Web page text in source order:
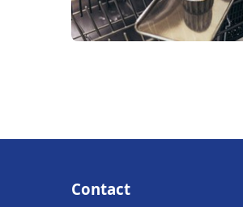
Contact